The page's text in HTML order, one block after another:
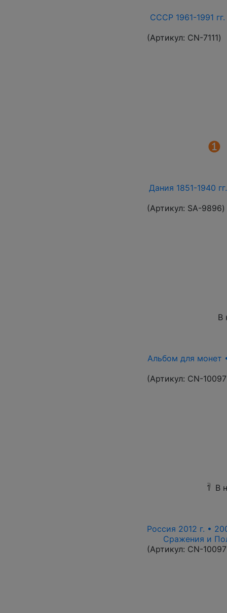
СССР 1961-1991
(Артикул: СN-7111)
Дания 1851-1940
(Артикул: SA-9896)
В
Альбом для монет
(Артикул: CN-
1 В
Россия 2012 г. •
Сражения и
(Артикул: CN-10097